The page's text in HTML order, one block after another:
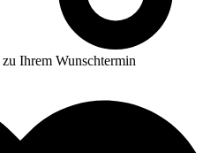
zu Ihrem Wunschtermin